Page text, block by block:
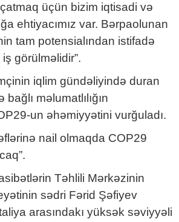
üçün bizim iqtisadi və
ehtiyacımız var. Bərpaolunan
tam potensialından istifadə
görülməlidir”.
iqlim gündəliyində duran
məlumatlılığın
un əhəmiyyətini vurğuladı.
nail olmaqda COP29
Təhlili Mərkəzinin
sədri Fərid Şəfiyev
arasındakı yüksək səviyyəli